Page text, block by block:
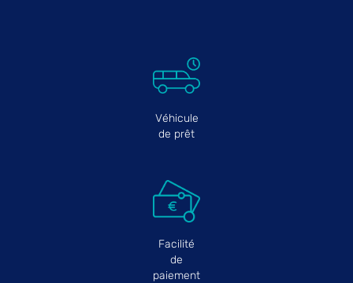
Véhicule
de prêt
Facilité
de
paiement